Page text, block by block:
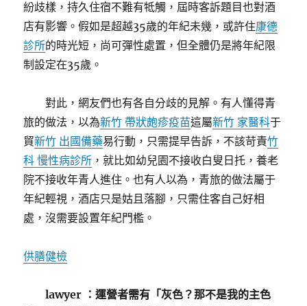
紛歧樣，持久住宿不難有牴觸，屆時客訴題目也對酒
店有影響。假如是超越35歲的年紀未幾，或許住康德
診所的時光短，尚可彈性處置，但全體仍是將年紀限
制設定在35歲。
對此，網友們也有各自分歧的見解。有人懂得青
旅的做法，以為新竹 帶狀皰疹疫苗這屬新竹 家醫科于
貿新竹 出國備藥易行動，只需提早告訴，不該苛責竹
科 慢性病診所 ，就比如幼兒園不接收白叟日托，養老
院不接收年青人進住。也有人以為，青旅的做法屬于
年紀輕視，酒店只是姑且落腳，只需住客自己好相
處，沒需要設置年紀門檻。
供膳健檢
lawyer ：運營者需有「灰色？那不是我的主色